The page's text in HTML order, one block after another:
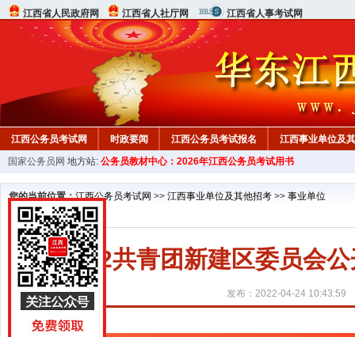
江西省人民政府网 江西省人社厅网 江西省人事考试网
江西公务员考试网 时政要闻 江西公务员考试报名 江西事业单位及
行测真题 在线咨询 教材中心
国家公务员网 地方站: 公务员教材中心：2026年江西公务员考试用书
您的当前位置：江西公务员考试网 >> 江西事业单位及其他招考 >> 事业单位
2022共青团新建区委员会
发布：2022-04-24 10:43:59